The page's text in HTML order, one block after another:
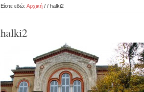
Είστε εδώ: Αρχική/ / halki2
halki2